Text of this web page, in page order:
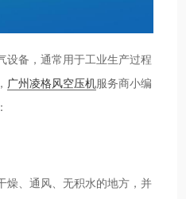
设备，通常用于工业生产过程
广州凌格风空压机服务商小编
燥、通风、无积水的地方，并